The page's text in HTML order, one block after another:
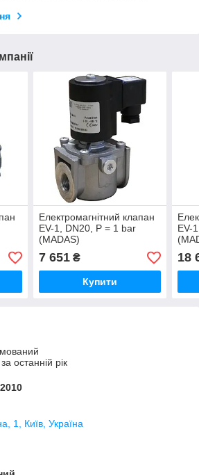
Електромагнітний клапан
EV-1, DN20, P = 1 bar
(MADAS)
7 651₴
Купити
EV-
18
останній рік
1, Київ, Україна